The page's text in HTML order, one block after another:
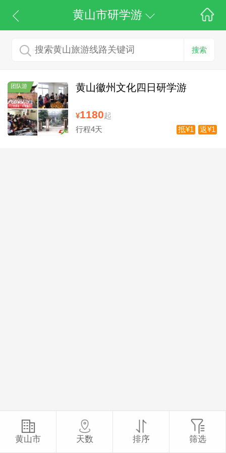
黄山市研学游
搜索
团队游 黄山徽州文化四日研学游
¥1180起
行程4天
返¥1
抵¥1
黄山市 天数 排序 筛选